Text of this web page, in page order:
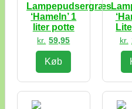
Lampepudsergræs
‘Hameln’ 1
liter potte
kr. 59,95
Køb
kr.